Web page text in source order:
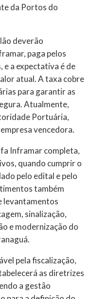
da Portos do
deverão
paga pelos
e a expectativa é de
atual. A taxa cobre
para garantir as
Atualmente,
Portuária,
vencedora.
Inframar completa,
quando cumprir o
pelo edital e pelo
também
levantamentos
sinalização,
e modernização do
pela fiscalização,
as diretrizes
a gestão